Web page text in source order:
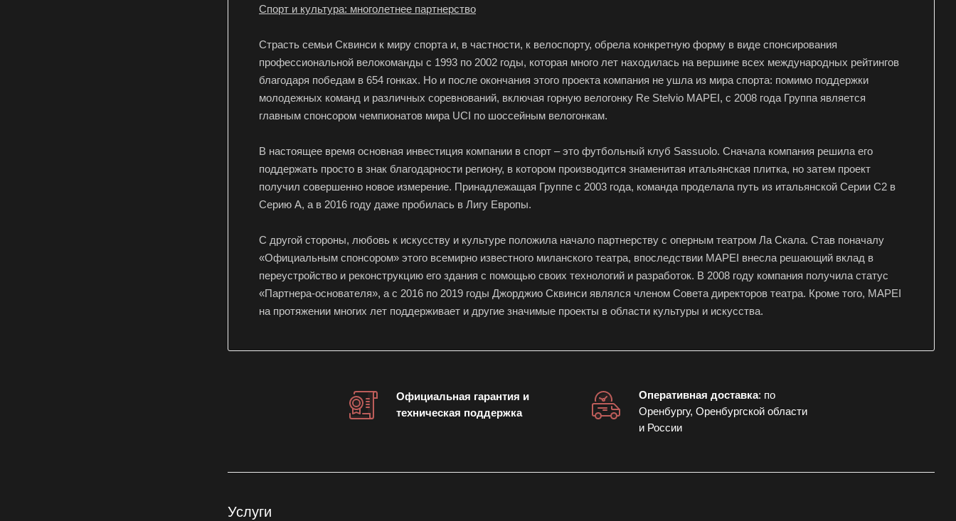
Спорт и культура: многолетнее партнерство
Страсть семьи Сквинси к миру спорта и, в частности, к велоспорту, обрела конкретную форму в виде спонсирования
профессиональной велокоманды с 1993 по 2002 годы, которая много лет находилась на вершине всех международных рейтингов
благодаря победам в 654 гонках. Но и после окончания этого проекта компания не ушла из мира спорта: помимо поддержки
молодежных команд и различных соревнований, включая горную велогонку Re Stelvio MAPEI, с 2008 года Группа является
главным спонсором чемпионатов мира UCI по шоссейным велогонкам.
В настоящее время основная инвестиция компании в спорт – это футбольный клуб Sassuolo. Сначала компания решила его
поддержать просто в знак благодарности региону, в котором производится знаменитая итальянская плитка, но затем проект
получил совершенно новое измерение. Принадлежащая Группе с 2003 года, команда проделала путь из итальянской Серии С2 в
Серию А, а в 2016 году даже пробилась в Лигу Европы.
С другой стороны, любовь к искусству и культуре положила начало партнерству с оперным театром Ла Скала. Став поначалу
«Официальным спонсором» этого всемирно известного миланского театра, впоследствии MAPEI внесла решающий вклад в
переустройство и реконструкцию его здания с помощью своих технологий и разработок. В 2008 году компания получила статус
«Партнера-основателя», а с 2016 по 2019 годы Джорджио Сквинси являлся членом Совета директоров театра. Кроме того, MAPEI
на протяжении многих лет поддерживает и другие значимые проекты в области культуры и искусства.
Официальная гарантия и
техническая поддержка
Оперативная доставка: по
Оренбургу, Оренбургской области
и России
Услуги